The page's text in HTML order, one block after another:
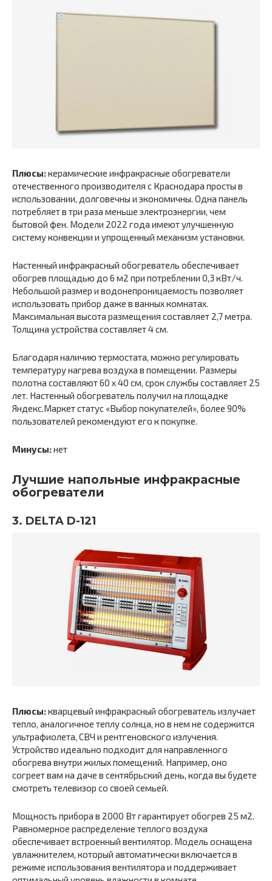
Плюсы:керамические инфракрасные обогреватели
отечественного производителя с Краснодара просты в
использовании, долговечны и экономичны. Одна панель
потребляет в три раза меньше электроэнергии, чем
бытовой фен. Модели 2022 года имеют улучшенную
систему конвекции и упрощенный механизм установки.
Настенный инфракрасный обогреватель обеспечивает
обогрев площадью до 6 м2 при потреблении 0,3 кВт/ч.
Небольшой размер и водонепроницаемость позволяет
использовать прибор даже в ванных комнатах.
Максимальная высота размещения составляет 2,7 метра.
Толщина устройства составляет 4 см.
Благодаря наличию термостата, можно регулировать
температуру нагрева воздуха в помещении. Размеры
полотна составляют 60 x 40 см, срок службы составляет 25
лет. Настенный обогреватель получил на площадке
Яндекс.Маркет статус «Выбор покупателей», более 90%
пользователей рекомендуют его к покупке.
Минусы:нет
Лучшие напольные инфракрасные
обогреватели
3. DELTA D-121
Плюсы:кварцевый инфракрасный обогреватель излучает
тепло, аналогичное теплу солнца, но в нем не содержится
ультрафиолета, СВЧ и рентгеновского излучения.
Устройство идеально подходит для направленного
обогрева внутри жилых помещений. Например, оно
согреет вам на даче в сентябрьский день, когда вы будете
смотреть телевизор со своей семьей.
Мощность прибора в 2000 Вт гарантирует обогрев 25 м2.
Равномерное распределение теплого воздуха
обеспечивает встроенный вентилятор. Модель оснащена
увлажнителем, который автоматически включается в
режиме использования вентилятора и поддерживает